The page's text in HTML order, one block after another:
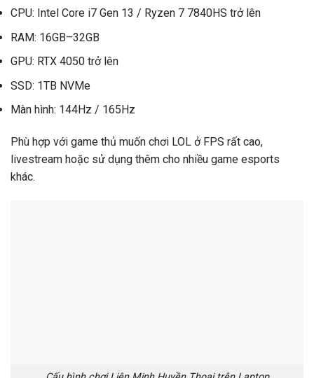
CPU: Intel Core i7 Gen 13 / Ryzen 7 7840HS trở lên
RAM: 16GB–32GB
GPU: RTX 4050 trở lên
SSD: 1TB NVMe
Màn hình: 144Hz / 165Hz
Phù hợp với game thủ muốn chơi LOL ở FPS rất cao,
livestream hoặc sử dụng thêm cho nhiều game esports
khác.